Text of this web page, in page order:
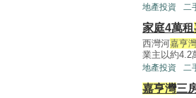
地產投資 二
家庭4萬租
西灣河嘉亨
業主以約4.2
地產投資 二
嘉亨灣三